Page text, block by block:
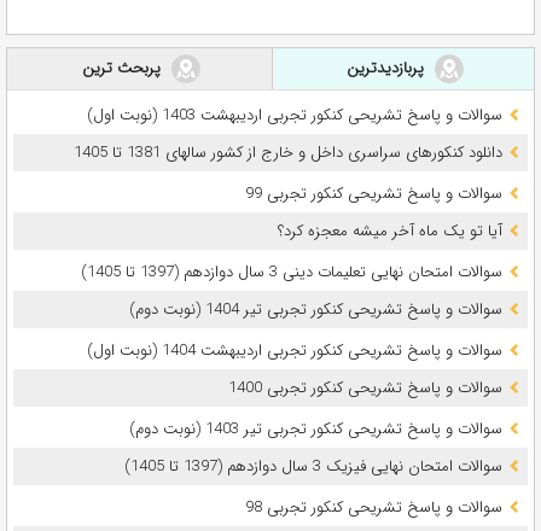
پربازدیدترین
پربحث ترین
سوالات و پاسخ تشریحی کنکور تجربی اردیبهشت 1403 (نوبت اول)
دانلود کنکورهای سراسری داخل و خارج از کشور سالهای 1381 تا 1405
سوالات و پاسخ تشریحی کنکور تجربی 99
آیا تو یک ماه آخر میشه معجزه کرد؟
سوالات امتحان نهایی تعلیمات دینی 3 سال دوازدهم (1397 تا 1405)
سوالات و پاسخ تشریحی کنکور تجربی تیر 1404 (نوبت دوم)
سوالات و پاسخ تشریحی کنکور تجربی اردیبهشت 1404 (نوبت اول)
سوالات و پاسخ تشریحی کنکور تجربی 1400
سوالات و پاسخ تشریحی کنکور تجربی تیر 1403 (نوبت دوم)
سوالات امتحان نهایی فیزیک 3 سال دوازدهم (1397 تا 1405)
سوالات و پاسخ تشریحی کنکور تجربی 98